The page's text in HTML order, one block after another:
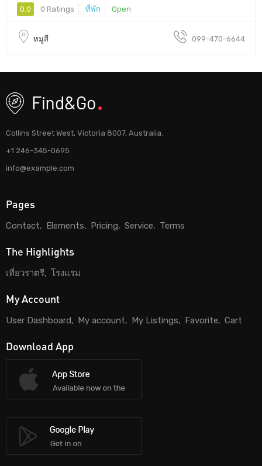
0.0 0 Ratings ที่พัก Open
หมูสี 099-470-6644
Collins Street West, Victoria 8007, Australia.
+1 246-345-0695
info@example.com
Pages
Contact Elements Pricing Service Terms
The Highlights
เที่ยวราตรี โรงแรม
My Account
User Dashboard My account My Listings Favorite Cart
Download App